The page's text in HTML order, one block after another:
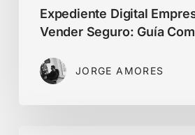
Expediente Digital
Vender Seguro: Guía
JORGE AMORES